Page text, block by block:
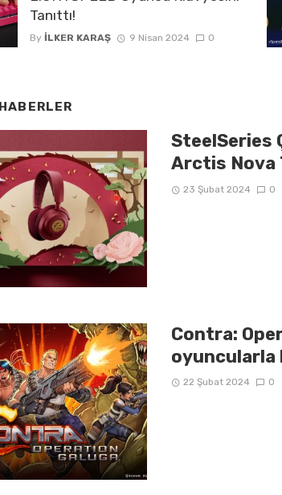
Tanıttı!
By İLKER KARAŞ 9 Nisan 2024 0
HABERLER
SteelSeries
Arctis Nova
23 Şubat 2024 0
Contra:
oyuncularla
22 Şubat 2024 0